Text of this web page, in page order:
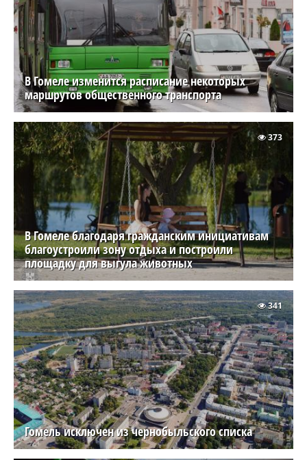
В Гомеле изменится расписание некоторых
маршрутов общественного транспорта
В Гомеле благодаря гражданским инициативам
благоустроили зону отдыха и построили
площадку для выгула животных
373
Гомель исключен из чернобыльского списка
341